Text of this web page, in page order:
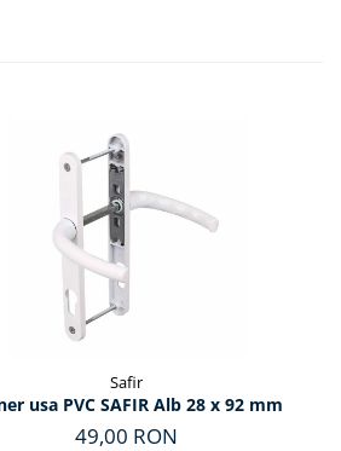
Safir
usa PVC SAFIR Alb 28 x 92 mm
49,00 RON